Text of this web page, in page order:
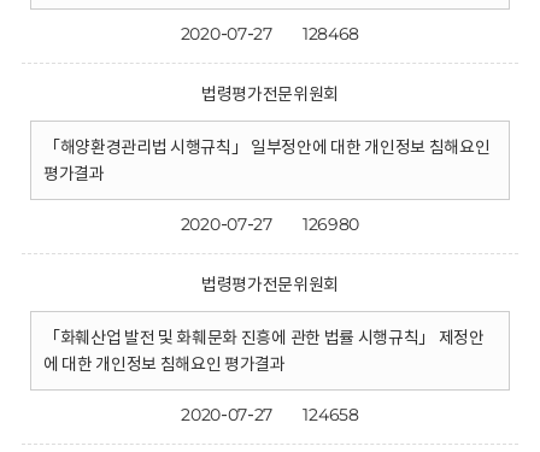
2020-07-27 128468
법령평가전문위원회
「해양환경관리법 시행규칙」 일부정안에 대한 개인정보 침해요인
평가결과
2020-07-27 126980
법령평가전문위원회
「화훼산업 발전 및 화훼문화 진흥에 관한 법률 시행규칙」 제정안
에 대한 개인정보 침해요인 평가결과
2020-07-27 124658